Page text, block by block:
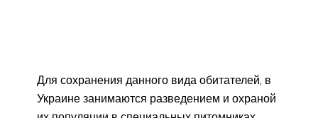
Для сохранения данного вида обитателей, в
Украине занимаются разведением и охраной